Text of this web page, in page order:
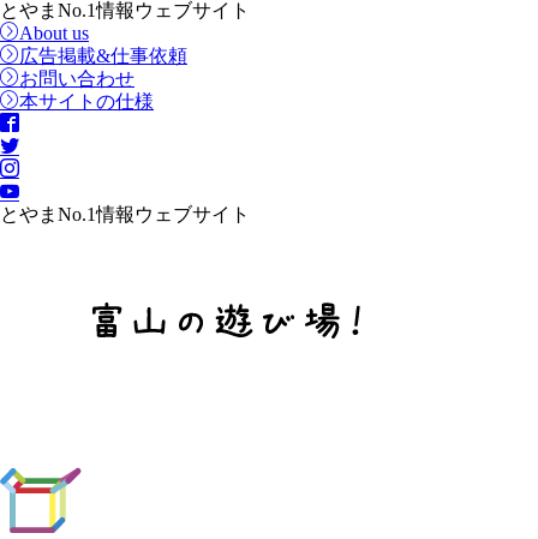
とやまNo.1情報ウェブサイト
About us
広告掲載&仕事依頼
お問い合わせ
本サイトの仕様
とやまNo.1情報ウェブサイト